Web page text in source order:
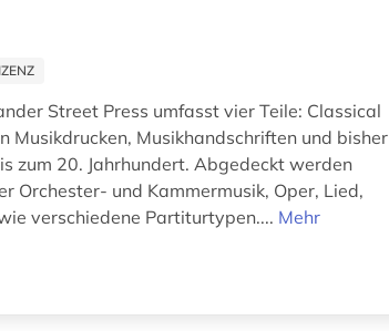
Street Press umfasst vier Teile: Classical
Musikdrucken, Musikhandschriften und bisher
zum 20. Jahrhundert. Abgedeckt werden
Orchester- und Kammermusik, Oper, Lied,
verschiedene Partiturtypen.... Mehr